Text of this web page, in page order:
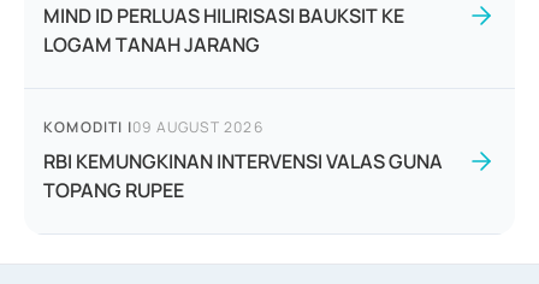
MIND ID PERLUAS HILIRISASI BAUKSIT KE
LOGAM TANAH JARANG
KOMODITI |09 AUGUST 2026
RBI KEMUNGKINAN INTERVENSI VALAS GUNA
TOPANG RUPEE